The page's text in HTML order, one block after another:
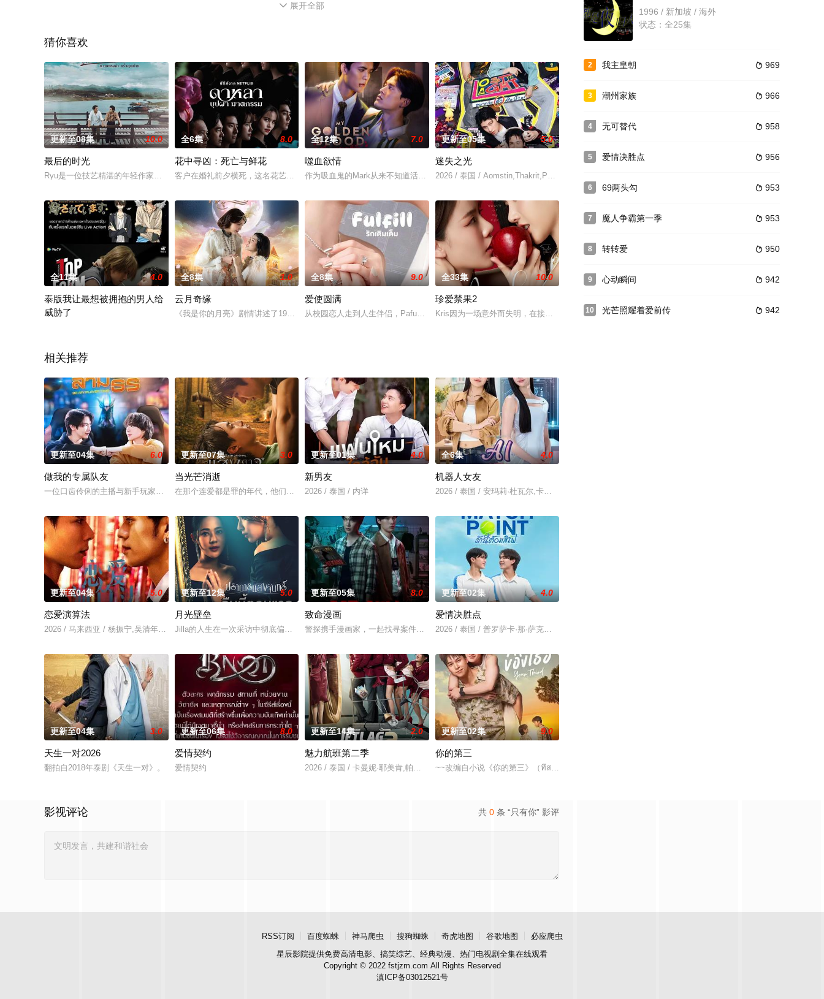
布纳亚基特,肯帕莎·斯莉苏卡化,克里特坎·普拉西特潘尼等演员精彩演绎的泰国电视剧，大结局剧情已揭晓（全14集），手机免费观看高
 展开全部
猜你喜欢
更新至08集 10.0
最后的时光
Ryu是一位技艺精湛的年轻作家，他有一个女朋友Pin，他从高中就和她约会过。他们彼此相爱，并计划结婚。但也许是因为龙的命运，他在一场车祸中永远失去了她。柳责怪自己。他退缩了，开始酗酒。随
全6集 8.0
花中寻凶：死亡与鲜花
客户在婚礼前夕横死，这名花艺师决定找出凶手，揭开上流社会的黑暗秘密——同时保守自己的秘密
全12集 7.0
噬血欲情
作为吸血鬼的Mark从来不知道活着意义是什么，直到遇见了Tong，爱上他的同时却也渴望他体内的黄金之血。Tong体内黄金之血对Mark极有帮助
更新至05集 5.0
迷失之光
2026 / 泰国 / Aomstin,Thakrit,Patthanaworakit
全11集 4.0
泰版我让最想被拥抱的男人给
威胁了
全8集 1.0
云月奇缘
《我是你的月亮》剧情讲述了1913年两个相爱的女人，却注定不能在一起。然后他们在2021年的另一个生活中再次相遇，但事情仍然不容易。佛历2456年，由于Atitthan公主和Katsak
全8集 9.0
爱使圆满
从校园恋人走到人生伴侣，Pafun和Aion共同筑就了充满爱意与奉献的生活——他们梦想拥有一个家庭，却似乎总是遥不可及。当Pafun对成为母亲
全33集 10.0
珍爱禁果2
Kris因为一场意外而失明，在接受了眼角膜移植手术恢复视力后，她总是频繁的梦见一个陌生的女孩。偶然
相关推荐
更新至04集 6.0
做我的专属队友
一位口齿伶俐的主播与新手玩家！顶级主播Thi追捕神秘玩家Zo，后者竟屡次击败他。一场原本只为猎杀对手的追逐，却意外演变成一段情缘的发现。~~ 改编自Brave2Y（หน่วยกลว้าว
更新至07集 3.0
当光芒消逝
在那个连爱都是罪的年代，他们选择了彼此。 1976年10月6日清晨，泰国爆发血腥镇压，大学生Ravin被迫逃入丛林，加入地下游击队。在那个与世隔绝、充满危险的森林深处，他遇见
更新至01集 4.0
新男友
2026 / 泰国 / 内详
全6集 4.0
机器人女友
2026 / 泰国 / 安玛莉·杜瓦尔,卡薇萨拉·辛普洛
更新至04集 5.0
恋爱演算法
2026 / 马来西亚 / 杨振宁,吴清年,美好,林绿,舒森
更新至12集 5.0
月光壁垒
Jilla的人生在一次采访中彻底偏离了轨道，她采访的对象是泰国著名房地产集团继承人Khae-arun。表面看来，Khae-arun堪称完美：家世显赫、学历耀眼、事业有成，还有深爱她的丈夫
更新至05集 8.0
致命漫画
警探携手漫画家，一起找寻案件真相，冲破新闻的步步紧逼。
更新至02集 4.0
爱情决胜点
2026 / 泰国 / 普罗萨卡·那·萨克那空,克里塔农·安查纳南,哈里·奇瓦嘎隆,瓦奇拉维·让维瓦,阿玛霖·妮缇布恩,恰
更新至04集 3.0
天生一对2026
翻拍自2018年泰剧《天生一对》。
更新至06集 8.0
爱情契约
爱情契约
更新至14集 2.0
魅力航班第二季
2026 / 泰国 / 卡曼妮·耶美肯,帕克普泓·隆牧塞侗,温查帕·苏梅提固,苏卡达·顾珑希,Nasiri,Tantharat,Ninew,Phetdankaeo,Erk,Chrrissa,Chotijiras
更新至02集 9.0
你的第三
~~改编自小说《你的第三》（ที่สามของเธอ）
共 0 条 “只有你” 影评
影视评论
1996 / 新加坡 / 海外
状态：全25集
2  969
我主皇朝
3  966
潮州家族
4  958
无可替代
5  956
爱情决胜点
6  953
69两头勾
7  953
魔人争霸第一季
8  950
转转爱
9  942
心动瞬间
10  942
光芒照耀着爱前传
RSS订阅 百度蜘蛛 神马爬虫 搜狗蜘蛛 奇虎地图 谷歌地图
必应爬虫
星辰影院提供免费高清电影、搞笑综艺、经典动漫、热门电视剧全集在线观看
Copyright © 2022 fstjzm.com All Rights Reserved
滇ICP备03012521号